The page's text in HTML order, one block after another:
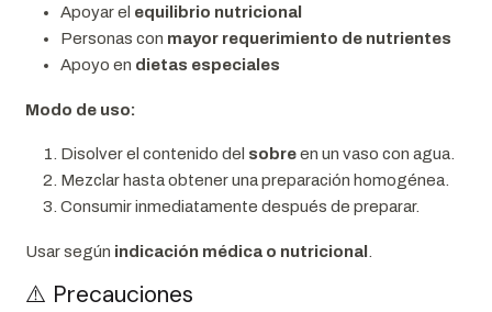
Apoyar el equilibrio nutricional
Personas con mayor requerimiento de nutrientes
Apoyo en dietas especiales
Modo de uso:
Disolver el contenido del sobreen un vaso con agua.
Mezclar hasta obtener una preparación homogénea.
Consumir inmediatamente después de preparar.
Usar según indicación médica o nutricional .
⚠️ Precauciones